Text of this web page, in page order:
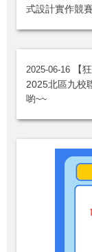
式設計實作競
2025-06-16
【
2025北區九校
喲~~